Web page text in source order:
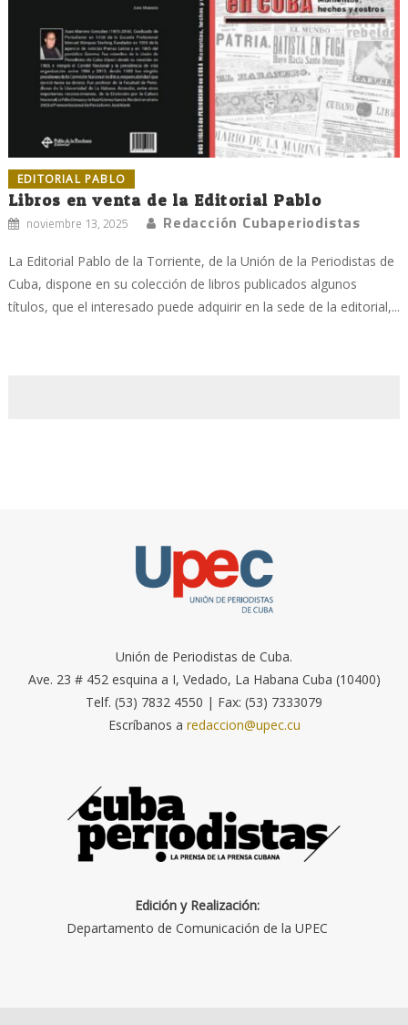
EDITORIAL PABLO
Libros en venta de la Editorial Pablo
noviembre 13, 2025 Redacción Cubaperiodistas
La Editorial Pablo de la Torriente, de la Unión de la Periodistas de
Cuba, dispone en su colección de libros publicados algunos
títulos, que el interesado puede adquirir en la sede de la editorial,...
Unión de Periodistas de Cuba.
Ave. 23 # 452 esquina a I, Vedado, La Habana Cuba (10400)
Telf. (53) 7832 4550 | Fax: (53) 7333079
Escríbanos a redaccion@upec.cu
Edición y Realización:
Departamento de Comunicación de la UPEC